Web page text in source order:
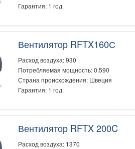
Гарантия: 1 год.
Вентилятор RFTX160С
Расход воздуха: 930
Потребляемая мощность: 0.590
Страна происхождения: Швеция
Гарантия: 1 год.
Вентилятор RFTX 200C
Расход воздуха: 1370